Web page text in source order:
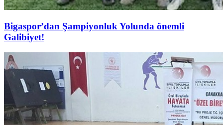
Bigaspor’dan Şampiyonluk Yolunda önemli
Galibiyet!